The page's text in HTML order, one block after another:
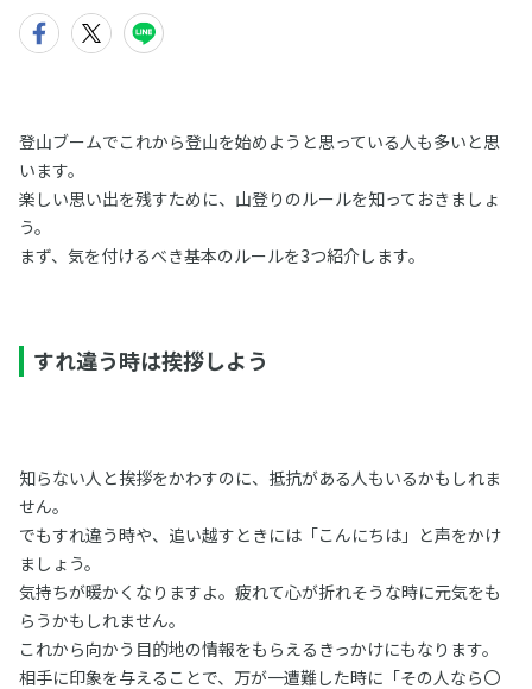
登山ブームでこれから登山を始めようと思っている人も多いと思
います。
楽しい思い出を残すために、山登りのルールを知っておきましょ
う。
まず、気を付けるべき基本のルールを3つ紹介します。
すれ違う時は挨拶しよう
知らない人と挨拶をかわすのに、抵抗がある人もいるかもしれま
せん。
でもすれ違う時や、追い越すときには「こんにちは」と声をかけ
ましょう。
気持ちが暖かくなりますよ。疲れて心が折れそうな時に元気をも
らうかもしれません。
これから向かう目的地の情報をもらえるきっかけにもなります。
相手に印象を与えることで、万が一遭難した時に「その人なら〇